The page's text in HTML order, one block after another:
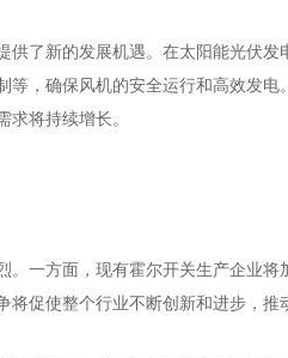
了新的发展机遇。在太阳能光伏
，确保风机的安全运行和高效发
将持续增长。
一方面，现有霍尔开关生产企业
促使整个行业不断创新和进步，推